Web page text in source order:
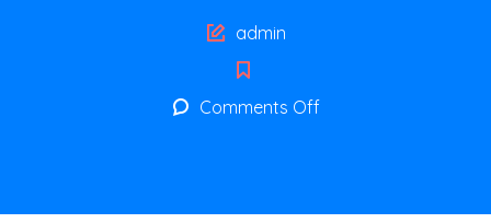
Author
admin
Comments Offon